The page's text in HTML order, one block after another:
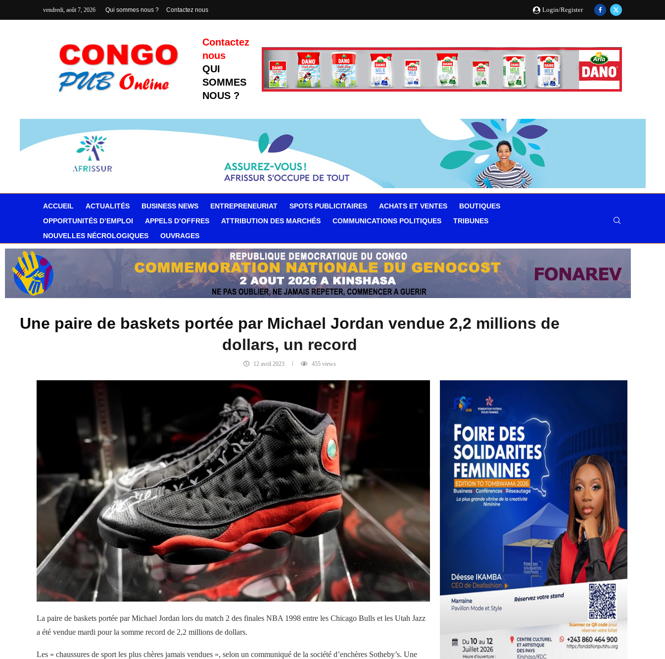
vendredi, août 7, 2026 Qui sommes nous ? Contactez nous Login/Register
Contactez
nous
QUI
SOMMES
NOUS ?
ACCUEIL ACTUALITÉS BUSINESS NEWS ENTREPRENEURIAT SPOTS PUBLICITAIRES ACHATS ET VENTES
BOUTIQUES
OPPORTUNITÉS D’EMPLOI
APPELS D’OFFRES ATTRIBUTION DES MARCHÉS COMMUNICATIONS POLITIQUES
TRIBUNES
NOUVELLES NÉCROLOGIQUES
OUVRAGES
Une paire de baskets portée par Michael Jordan vendue 2,2 millions de
dollars, un record
12 avril 2023 455views
La paire de baskets portée par Michael Jordan lors du match 2 des finales NBA 1998 entre les Chicago Bulls et les Utah Jazz
a été vendue mardi pour la somme record de 2,2 millions de dollars.
Les « chaussures de sport les plus chères jamais vendues », selon un communiqué de la société d’enchères Sotheby’s. Une